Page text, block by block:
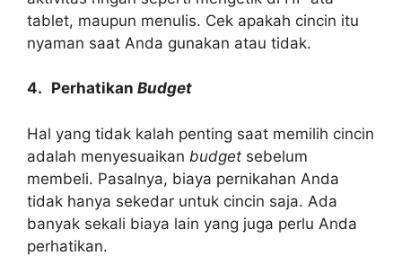
tablet, maupun menulis. Cek apakah cincin itu
nyaman saat Anda gunakan atau tidak.
4. Perhatikan Budget
Hal yang tidak kalah penting saat memilih cincin
adalah menyesuaikan budget sebelum
membeli. Pasalnya, biaya pernikahan Anda
tidak hanya sekedar untuk cincin saja. Ada
banyak sekali biaya lain yang juga perlu Anda
perhatikan.